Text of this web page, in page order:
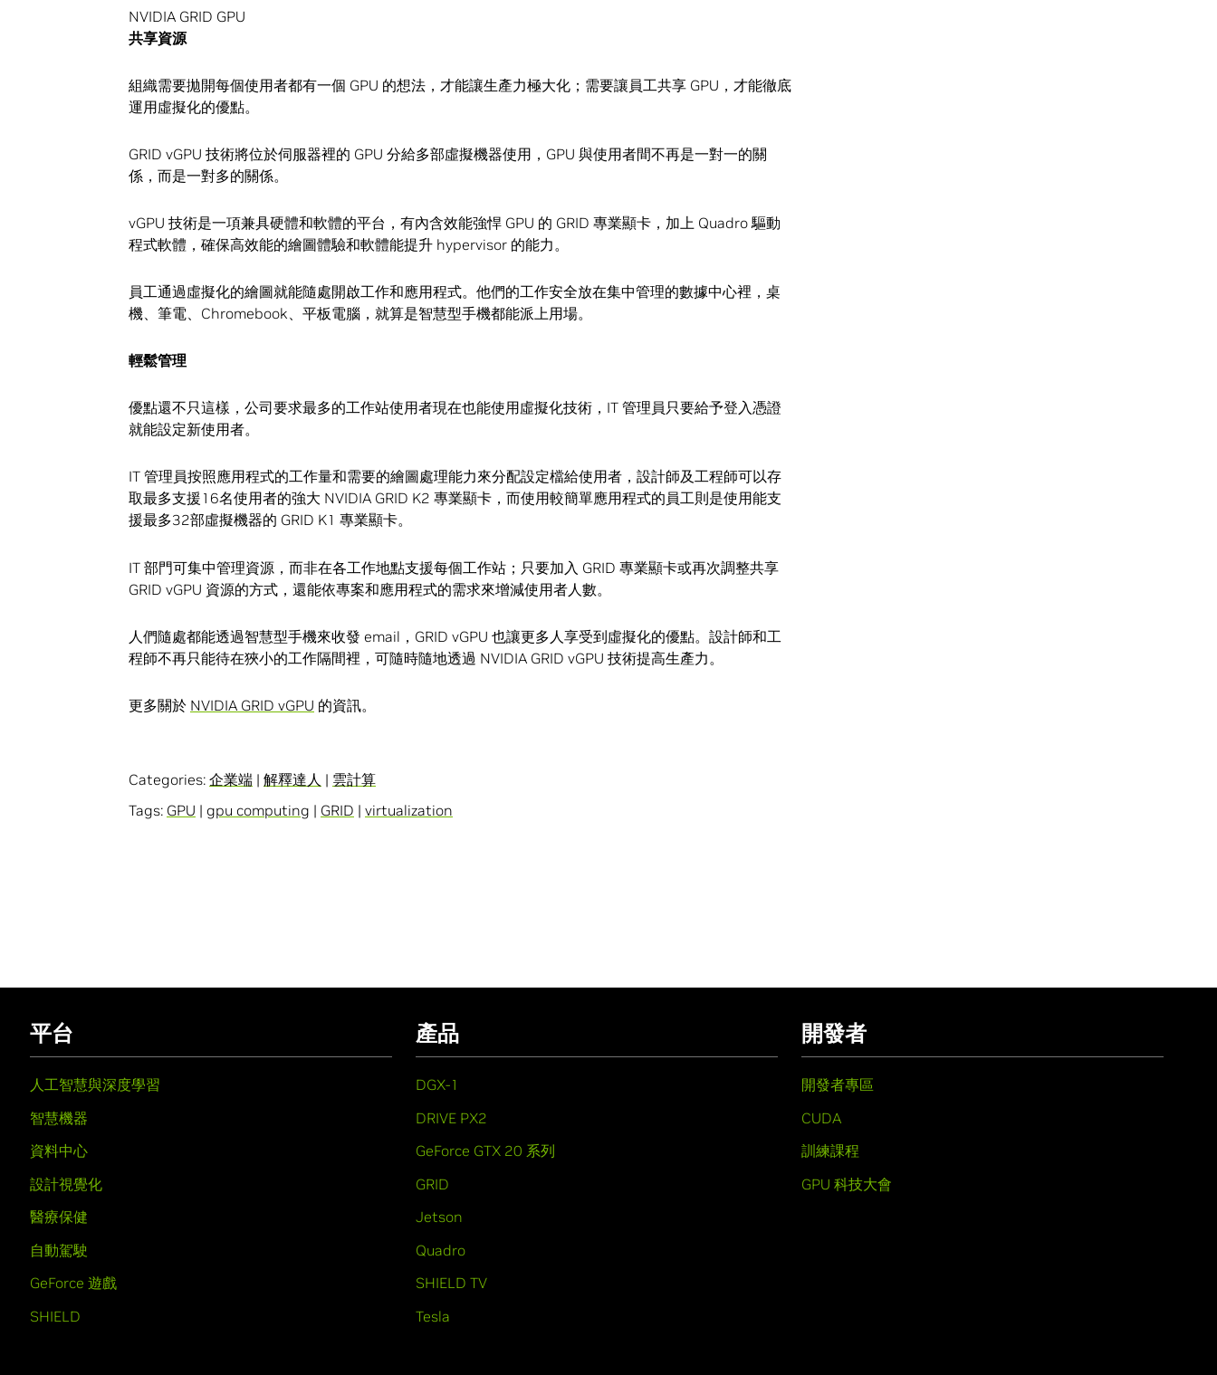
NVIDIA GRID GPU
共享資源
組織需要拋開每個使用者都有一個 GPU 的想法，才能讓生產力極大化；需要讓員工共享 GPU，才能徹底
運用虛擬化的優點。
GRID vGPU 技術將位於伺服器裡的 GPU 分給多部虛擬機器使用，GPU 與使用者間不再是一對一的關
係，而是一對多的關係。
vGPU 技術是一項兼具硬體和軟體的平台，有內含效能強悍 GPU 的 GRID 專業顯卡，加上 Quadro 驅動
程式軟體，確保高效能的繪圖體驗和軟體能提升 hypervisor 的能力。
員工通過虛擬化的繪圖就能隨處開啟工作和應用程式。他們的工作安全放在集中管理的數據中心裡，桌
機、筆電、Chromebook、平板電腦，就算是智慧型手機都能派上用場。
輕鬆管理
優點還不只這樣，公司要求最多的工作站使用者現在也能使用虛擬化技術，IT 管理員只要給予登入憑證
就能設定新使用者。
IT 管理員按照應用程式的工作量和需要的繪圖處理能力來分配設定檔給使用者，設計師及工程師可以存
取最多支援16名使用者的強大 NVIDIA GRID K2 專業顯卡，而使用較簡單應用程式的員工則是使用能支
援最多32部虛擬機器的 GRID K1 專業顯卡。
IT 部門可集中管理資源，而非在各工作地點支援每個工作站；只要加入 GRID 專業顯卡或再次調整共享
GRID vGPU 資源的方式，還能依專案和應用程式的需求來增減使用者人數。
人們隨處都能透過智慧型手機來收發 email，GRID vGPU 也讓更多人享受到虛擬化的優點。設計師和工
程師不再只能待在狹小的工作隔間裡，可隨時隨地透過 NVIDIA GRID vGPU 技術提高生產力。
更多關於 NVIDIA GRID vGPU 的資訊。
Categories: 企業端 | 解釋達人 | 雲計算
Tags: GPU | gpu computing | GRID | virtualization
平台
人工智慧與深度學習
智慧機器
資料中心
設計視覺化
醫療保健
自動駕駛
GeForce 遊戲
SHIELD
產品
DGX-1
DRIVE PX2
GeForce GTX 20 系列
GRID
Jetson
Quadro
SHIELD TV
Tesla
開發者
開發者專區
CUDA
訓練課程
GPU 科技大會